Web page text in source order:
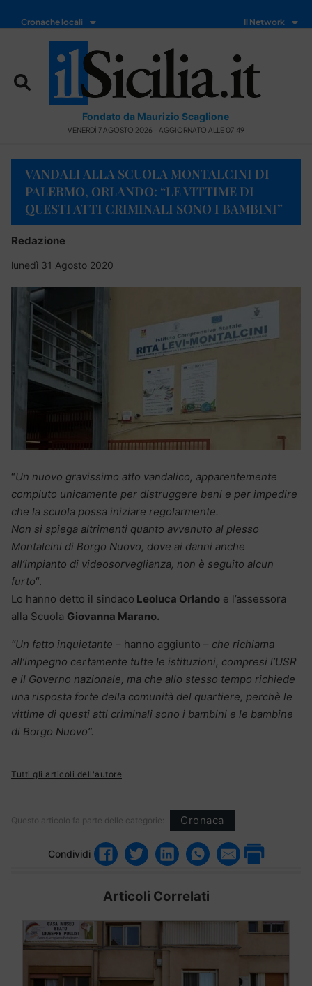
Cronache locali Il Network
Fondato da Maurizio Scaglione
VENERDÌ 7 AGOSTO 2026 - AGGIORNATO ALLE 07:49
VANDALI ALLA SCUOLA MONTALCINI DI
PALERMO, ORLANDO: “LE VITTIME DI
QUESTI ATTI CRIMINALI SONO I BAMBINI”
Redazione
lunedì 31 Agosto 2020
“Un nuovo gravissimo atto vandalico, apparentemente
compiuto unicamente per distruggere beni e per impedire
che la scuola possa iniziare regolarmente.
Non si spiega altrimenti quanto avvenuto al plesso
Montalcini di Borgo Nuovo, dove ai danni anche
all’impianto di videosorveglianza, non è seguito alcun
furto“.
Lo hanno detto il sindaco Leoluca Orlando e l’assessora
alla Scuola Giovanna Marano.
“Un fatto inquietante – hanno aggiunto – che richiama
all’impegno certamente tutte le istituzioni, compresi l’USR
e il Governo nazionale, ma che allo stesso tempo richiede
una risposta forte della comunità del quartiere, perchè le
vittime di questi atti criminali sono i bambini e le bambine
di Borgo Nuovo”.
Tutti gli articoli dell'autore
Questo articolo fa parte delle categorie: Cronaca
Condividi
Articoli Correlati